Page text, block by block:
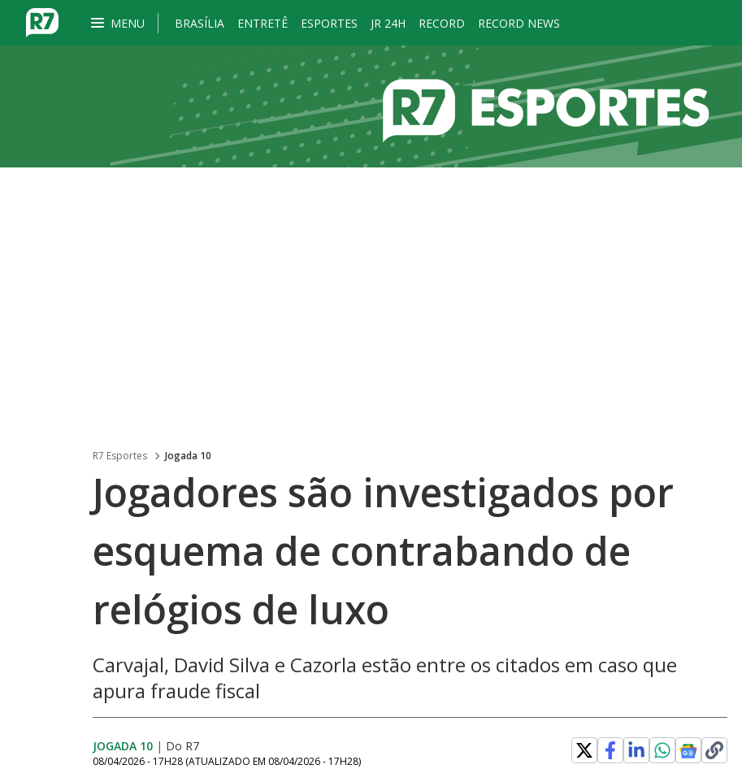
MENU BRASÍLIA ENTRETÊ ESPORTES JR 24H RECORD RECORD NEWS
R7 Esportes Jogada 10
Jogadores são investigados por
esquema de contrabando de
relógios de luxo
Carvajal, David Silva e Cazorla estão entre os citados em caso que
apura fraude fiscal
JOGADA 10 | Do R7
08/04/2026 - 17H28 (ATUALIZADO EM 08/04/2026 - 17H28)